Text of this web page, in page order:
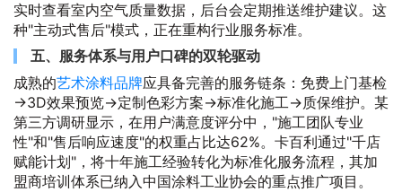
实时查看室内空气质量数据，后台会定期推送维护建议。这
种"主动式售后"模式，正在重构行业服务标准。
五、服务体系与用户口碑的双轮驱动
成熟的艺术涂料品牌应具备完善的服务链条：免费上门基检
→3D效果预览→定制色彩方案→标准化施工→质保维护。某
第三方调研显示，在用户满意度评分中，"施工团队专业
性"和"售后响应速度"的权重占比达62%。卡百利通过"千店
赋能计划"，将十年施工经验转化为标准化服务流程，其加
盟商培训体系已纳入中国涂料工业协会的重点推广项目。